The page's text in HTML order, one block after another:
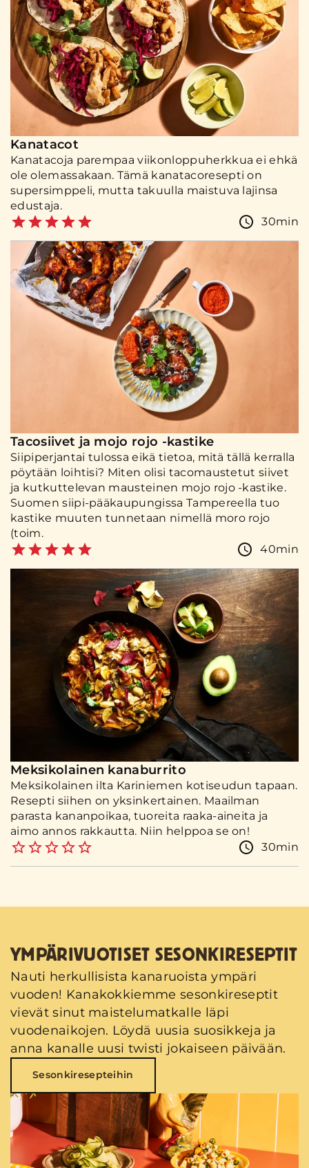
Kanatacot
Kanatacoja parempaa viikonloppuherkkua ei ehkä
ole olemassakaan. Tämä kanatacoresepti on
supersimppeli, mutta takuulla maistuva lajinsa
edustaja.
30min
Tacosiivet ja mojo rojo -kastike
Siipiperjantai tulossa eikä tietoa, mitä tällä kerralla
pöytään loihtisi? Miten olisi tacomaustetut siivet
ja kutkuttelevan mausteinen mojo rojo -kastike.
Suomen siipi-pääkaupungissa Tampereella tuo
kastike muuten tunnetaan nimellä moro rojo
(toim.
40min
Meksikolainen kanaburrito
Meksikolainen ilta Kariniemen kotiseudun tapaan.
Resepti siihen on yksinkertainen. Maailman
parasta kananpoikaa, tuoreita raaka-aineita ja
aimo annos rakkautta. Niin helppoa se on!
30min
YMPÄRIVUOTISET SESONKIRESEPTIT
Nauti herkullisista kanaruoista ympäri
vuoden! Kanakokkiemme sesonkireseptit
vievät sinut maistelumatkalle läpi
vuodenaikojen. Löydä uusia suosikkeja ja
anna kanalle uusi twisti jokaiseen päivään.
Sesonkiresepteihin